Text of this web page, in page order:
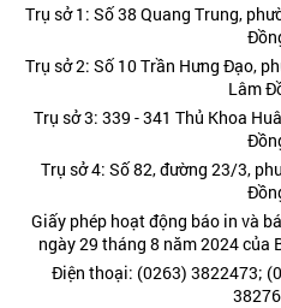
Trụ sở 1: Số 38 Quang Trung,
Trụ sở 2: Số 10 Trần Hưng Đạo,
Lâm
Trụ sở 3: 339 - 341 Thủ Khoa
Trụ sở 4: Số 82, đường 23/3,
Giấy phép hoạt động báo in và
ngày 29 tháng 8 năm 2024 của
Điện thoại: (0263) 3822473;